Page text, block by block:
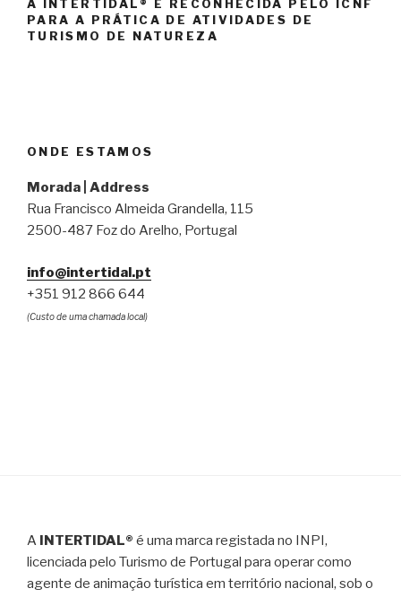
A INTERTIDAL® É RECONHECIDA PELO ICNF
PARA A PRÁTICA DE ATIVIDADES DE
TURISMO DE NATUREZA
ONDE ESTAMOS
Morada | Address
Rua Francisco Almeida Grandella, 115
2500-487 Foz do Arelho, Portugal
info@intertidal.pt
+351 912 866 644
(Custo de uma chamada local)
A INTERTIDAL® é uma marca registada no INPI,
licenciada pelo Turismo de Portugal para operar como
agente de animação turística em território nacional, sob o